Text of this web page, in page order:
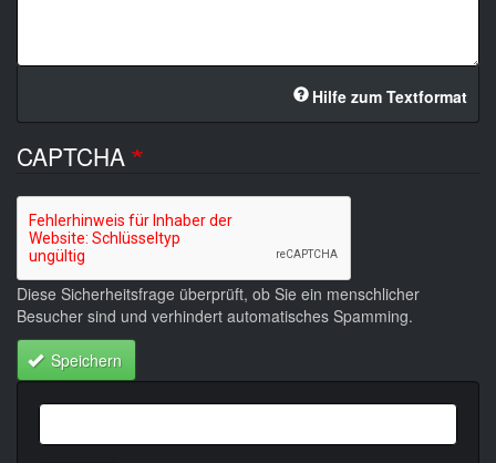
Hilfe zum Textformat
CAPTCHA
Diese Sicherheitsfrage überprüft, ob Sie ein menschlicher
Besucher sind und verhindert automatisches Spamming.
Speichern